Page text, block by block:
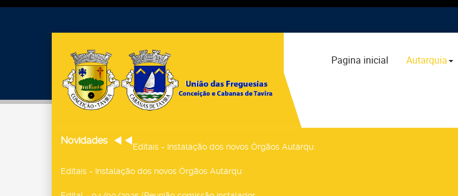
Pagina inicial Autarquia
Novidades
Editais - Instalação dos novos Órgãos Autárqu:
Editais - Instalação dos novos Órgãos Autárqu: